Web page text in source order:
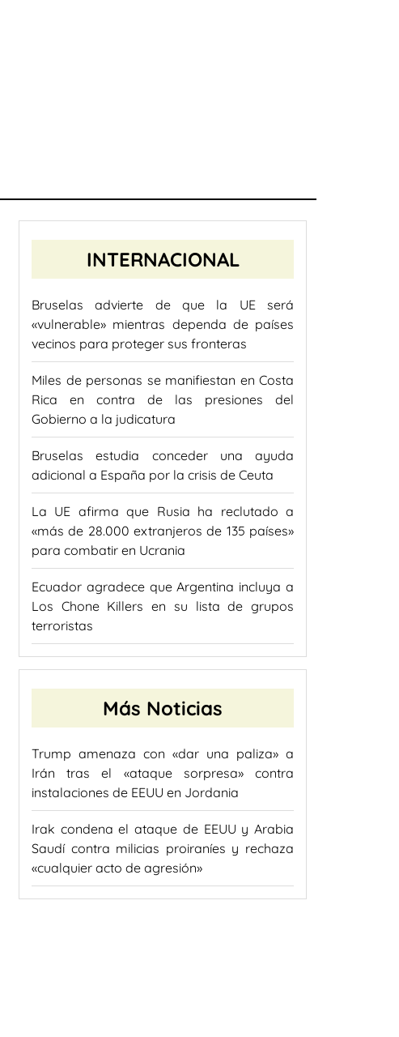
INTERNACIONAL
Bruselas advierte de que la UE será
«vulnerable» mientras dependa de países
vecinos para proteger sus fronteras
Miles de personas se manifiestan en Costa
Rica en contra de las presiones del
Gobierno a la judicatura
Bruselas estudia conceder una ayuda
adicional a España por la crisis de Ceuta
La UE afirma que Rusia ha reclutado a
«más de 28.000 extranjeros de 135 países»
para combatir en Ucrania
Ecuador agradece que Argentina incluya a
Los Chone Killers en su lista de grupos
terroristas
Más Noticias
Trump amenaza con «dar una paliza» a
Irán tras el «ataque sorpresa» contra
instalaciones de EEUU en Jordania
Irak condena el ataque de EEUU y Arabia
Saudí contra milicias proiraníes y rechaza
«cualquier acto de agresión»